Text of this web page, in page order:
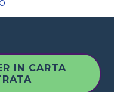
IN CARTA